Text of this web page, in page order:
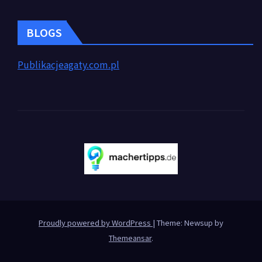
BLOGS
Publikacjeagaty.com.pl
Proudly powered by WordPress | Theme: Newsup by
Themeansar.